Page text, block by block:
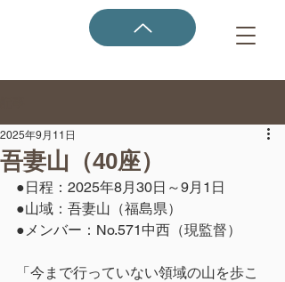
吾妻山（40座）
2025年9月11日
●日程：2025年8月30日～9月1日
●山域：吾妻山（福島県）
●メンバー：No.571中西（現監督）
「今まで行っていない領域の山を歩こ